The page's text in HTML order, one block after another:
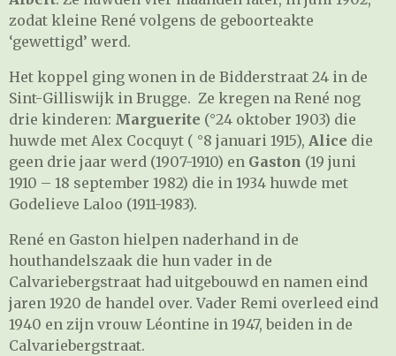
zodat kleine René volgens de geboorteakte
‘gewettigd’ werd.
Het koppel ging wonen in de Bidderstraat 24 in de
Sint-Gilliswijk in Brugge. Ze kregen na René nog
drie kinderen: Marguerite (°24 oktober 1903) die
huwde met Alex Cocquyt ( °8 januari 1915), Alice die
geen drie jaar werd (1907-1910) en Gaston (19 juni
1910 – 18 september 1982) die in 1934 huwde met
Godelieve Laloo (1911-1983).
René en Gaston hielpen naderhand in de
houthandelszaak die hun vader in de
Calvariebergstraat had uitgebouwd en namen eind
jaren 1920 de handel over. Vader Remi overleed eind
1940 en zijn vrouw Léontine in 1947, beiden in de
Calvariebergstraat.